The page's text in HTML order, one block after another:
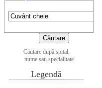
Căutare după spital,
nume sau specialitate
Legendă